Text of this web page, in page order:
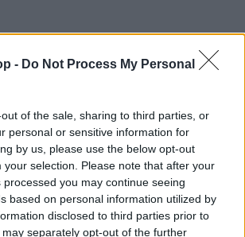
- Do Not Process My Personal
of the sale, sharing to third parties, or
personal or sensitive information for
by us, please use the below opt-out
your selection. Please note that after your
you may continue seeing
based on personal information utilized by
disclosed to third parties prior to
separately opt-out of the further